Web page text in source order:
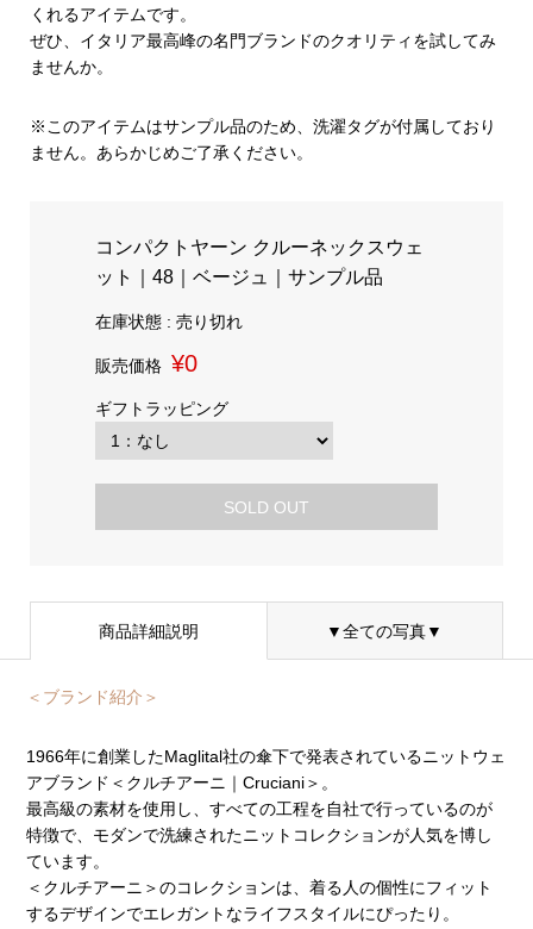
くれるアイテムです。
ぜひ、イタリア最高峰の名門ブランドのクオリティを試してみ
ませんか。
※このアイテムはサンプル品のため、洗濯タグが付属しており
ません。あらかじめご了承ください。
コンパクトヤーン クルーネックスウェ
ット｜48｜ベージュ｜サンプル品
在庫状態 : 売り切れ
販売価格 ¥0
ギフトラッピング
SOLD OUT
商品詳細説明 ▼全ての写真▼
＜ブランド紹介＞
1966年に創業したMaglital社の傘下で発表されているニットウェ
アブランド＜クルチアーニ｜Cruciani＞。
最高級の素材を使用し、すべての工程を自社で行っているのが
特徴で、モダンで洗練されたニットコレクションが人気を博し
ています。
＜クルチアーニ＞のコレクションは、着る人の個性にフィット
するデザインでエレガントなライフスタイルにぴったり。